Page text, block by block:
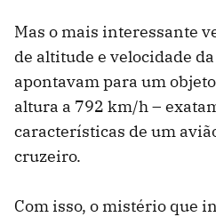
Mas o mais interessante
de altitude e velocidade
apontavam para um
altura a 792 km/h –
características de um
cruzeiro.
Com isso, o mistério que